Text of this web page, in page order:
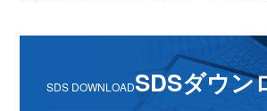
SDS DOWNLOADSDSダウン